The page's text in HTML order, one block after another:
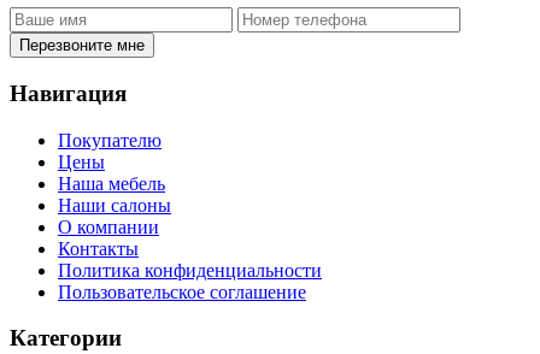
Перезвоните мне
Навигация
Покупателю
Цены
Наша мебель
Наши салоны
О компании
Контакты
Политика конфиденциальности
Пользовательское соглашение
Категории